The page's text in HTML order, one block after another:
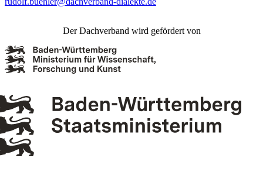
Der Dachverband wird gefördert von